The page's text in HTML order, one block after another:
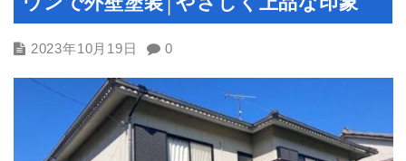
2023年10月19日 0